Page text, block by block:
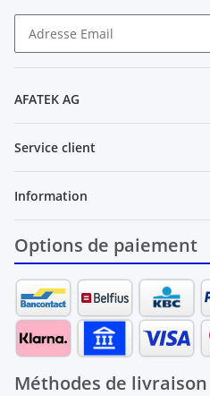
AFATEK AG
Service client
Information
Options de paiement
Méthodes de livraison